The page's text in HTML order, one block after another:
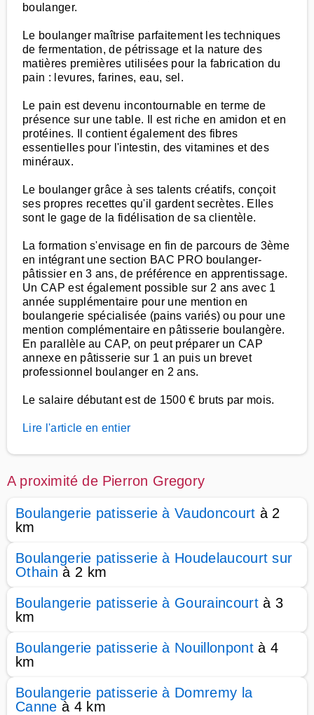
boulanger.
Le boulanger maîtrise parfaitement les techniques
de fermentation, de pétrissage et la nature des
matières premières utilisées pour la fabrication du
pain : levures, farines, eau, sel.
Le pain est devenu incontournable en terme de
présence sur une table. Il est riche en amidon et en
protéines. Il contient également des fibres
essentielles pour l'intestin, des vitamines et des
minéraux.
Le boulanger grâce à ses talents créatifs, conçoit
ses propres recettes qu'il gardent secrètes. Elles
sont le gage de la fidélisation de sa clientèle.
La formation s'envisage en fin de parcours de 3ème
en intégrant une section BAC PRO boulanger-
pâtissier en 3 ans, de préférence en apprentissage.
Un CAP est également possible sur 2 ans avec 1
année supplémentaire pour une mention en
boulangerie spécialisée (pains variés) ou pour une
mention complémentaire en pâtisserie boulangère.
En parallèle au CAP, on peut préparer un CAP
annexe en pâtisserie sur 1 an puis un brevet
professionnel boulanger en 2 ans.
Le salaire débutant est de 1500 € bruts par mois.
Lire l'article en entier
A proximité de Pierron Gregory
Boulangerie patisserie à Vaudoncourt à 2
km
Boulangerie patisserie à Houdelaucourt sur
Othain à 2 km
Boulangerie patisserie à Gouraincourtà 3
km
Boulangerie patisserie à Nouillonpontà 4
km
Boulangerie patisserie à Domremy la
Canne à 4 km